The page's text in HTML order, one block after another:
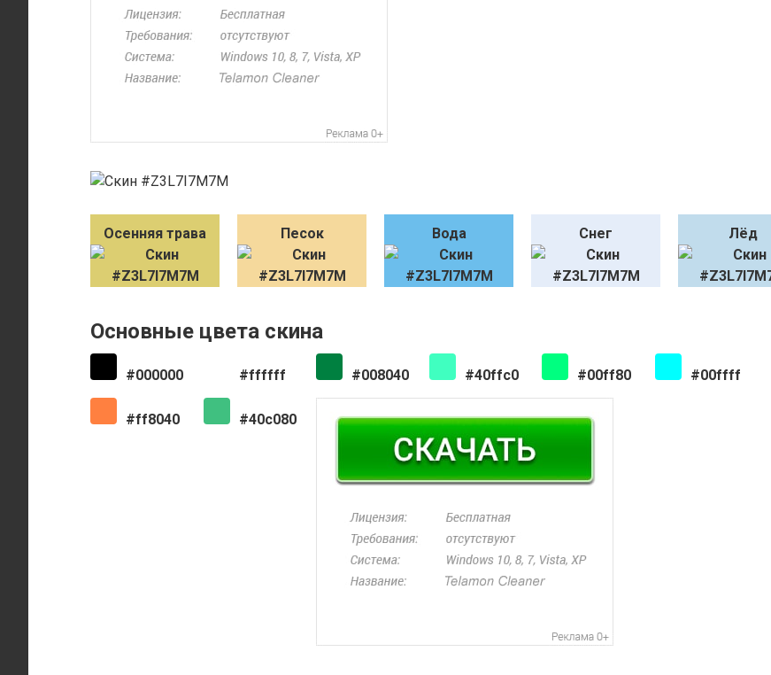
Осенняя трава Песок Вода Снег Лёд
Основные цвета скина
#000000 #ffffff #008040 #40ffc0 #00ff80 #00ffff
#ff8040 #40c080